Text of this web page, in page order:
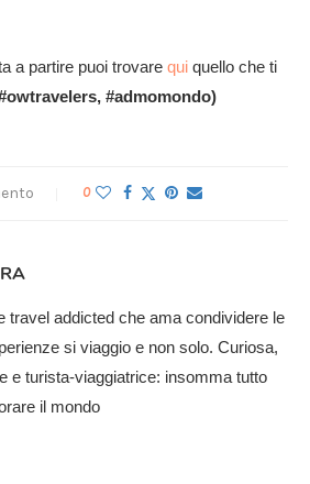
a partire puoi trovare qui quello che ti
#admomondo)
0
travel addicted che ama condividere le
si viaggio e non solo. Curiosa,
e turista-viaggiatrice: insomma tutto
il mondo